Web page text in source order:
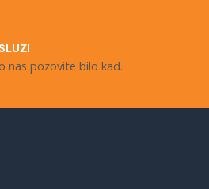
nas pozovite bilo kad.